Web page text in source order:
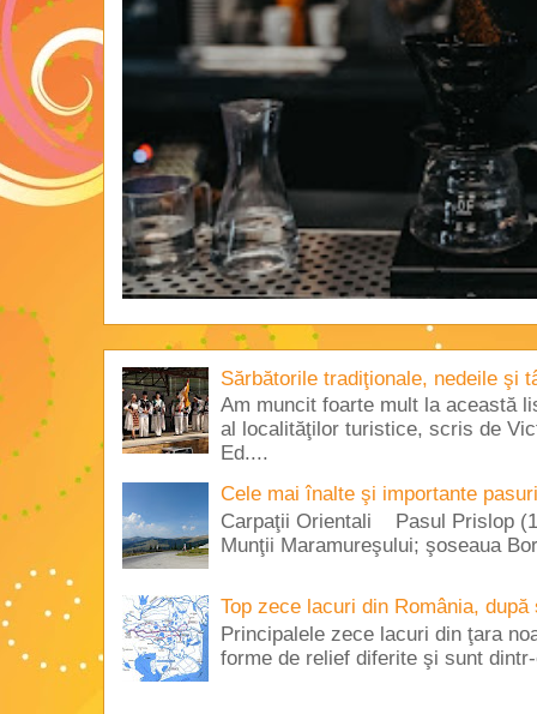
Sărbătorile tradiţionale, nedeile şi
Am muncit foarte mult la această
al localităţilor turistice, scris de
Ed....
Cele mai înalte şi importante
Carpaţii Orientali Pasul Prislop
Munţii Maramureşului; şoseaua
Top zece lacuri din România, după
Principalele zece lacuri din ţara
forme de relief diferite şi sunt